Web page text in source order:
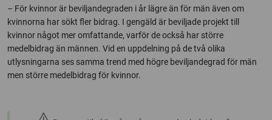
– För kvinnor är beviljandegraden i år lägre än för män även om
kvinnorna har sökt fler bidrag. I gengäld är beviljade projekt till
kvinnor något mer omfattande, varför de också har större
medelbidrag än männen. Vid en uppdelning på de två olika
utlysningarna ses samma trend med högre beviljandegrad för män
men större medelbidrag för kvinnor.